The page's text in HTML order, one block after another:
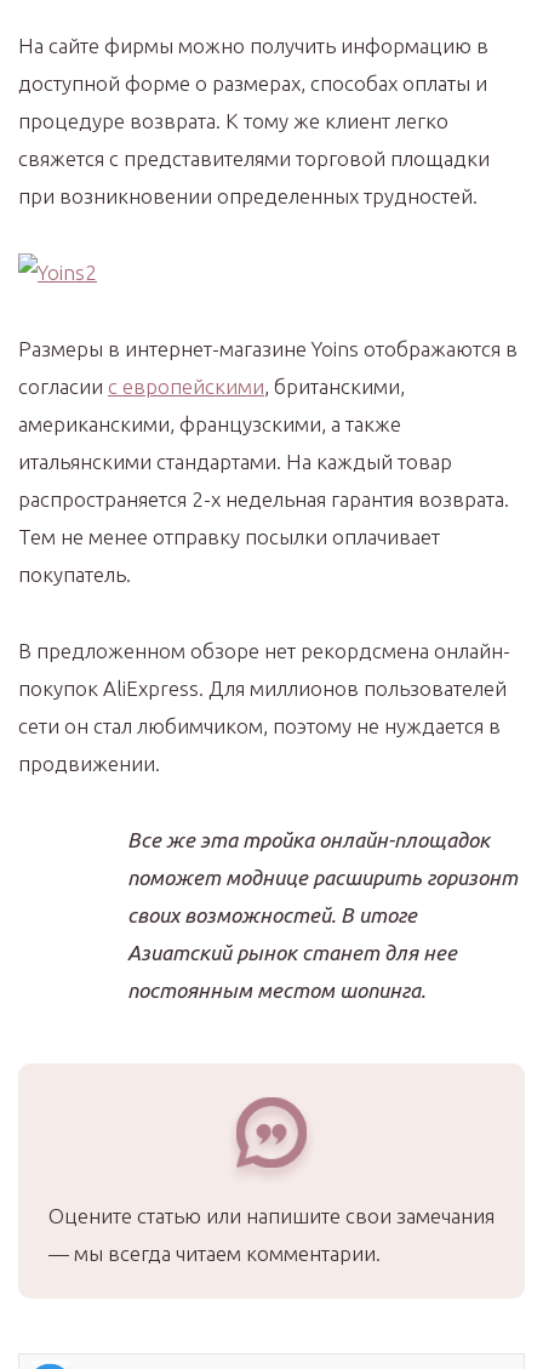
На сайте фирмы можно получить информацию в
доступной форме о размерах, способах оплаты и
процедуре возврата. К тому же клиент легко
свяжется с представителями торговой площадки
при возникновении определенных трудностей.
Размеры в интернет-магазине Yoins отображаются в
согласии с европейскими, британскими,
американскими, французскими, а также
итальянскими стандартами. На каждый товар
распространяется 2-х недельная гарантия возврата.
Тем не менее отправку посылки оплачивает
покупатель.
В предложенном обзоре нет рекордсмена онлайн-
покупок AliExpress. Для миллионов пользователей
сети он стал любимчиком, поэтому не нуждается в
продвижении.
Все же эта тройка онлайн-площадок
поможет моднице расширить горизонт
своих возможностей. В итоге
Азиатский рынок станет для нее
постоянным местом шопинга.
Оцените статью или напишите свои замечания
— мы всегда читаем комментарии.